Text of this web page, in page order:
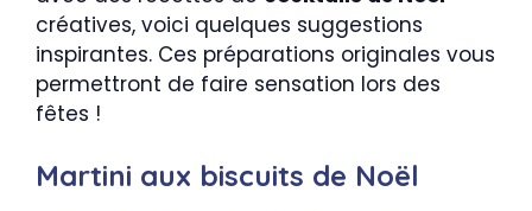
créatives, voici quelques suggestions
inspirantes. Ces préparations originales vous
permettront de faire sensation lors des
fêtes !
Martini aux biscuits de Noël